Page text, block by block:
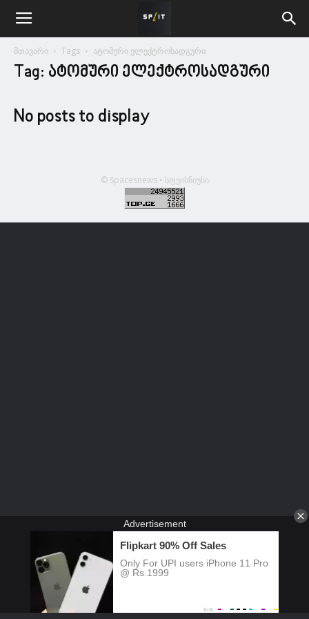
მთავარი Tags ატომური ელექტროსადგური
Tag: ატომური ელექტროსადგური
No posts to display
© Spacesnews • სფეისნიუსი